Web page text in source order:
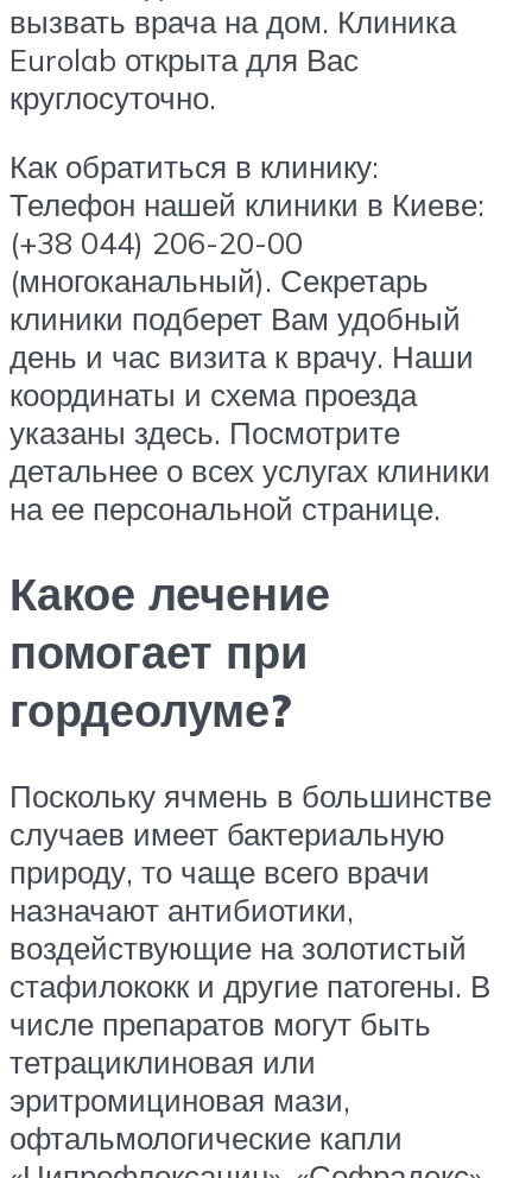
вызвать врача на дом. Клиника
Eurolab открыта для Вас
круглосуточно.
Как обратиться в клинику:
Телефон нашей клиники в Киеве:
(+38 044) 206-20-00
(многоканальный). Секретарь
клиники подберет Вам удобный
день и час визита к врачу. Наши
координаты и схема проезда
указаны здесь. Посмотрите
детальнее о всех услугах клиники
на ее персональной странице.
Какое лечение
помогает при
гордеолуме?
Поскольку ячмень в большинстве
случаев имеет бактериальную
природу, то чаще всего врачи
назначают антибиотики,
воздействующие на золотистый
стафилококк и другие патогены. В
числе препаратов могут быть
тетрациклиновая или
эритромициновая мази,
офтальмологические капли